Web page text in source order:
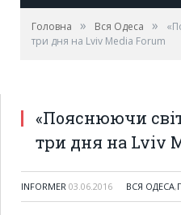
Головна » Вся Одеса »
три дня на Lviv Media Forum
«Пояснюючи
три дня на Lviv
INFORMER 03.06.2016 ВСЯ ОДЕСА,